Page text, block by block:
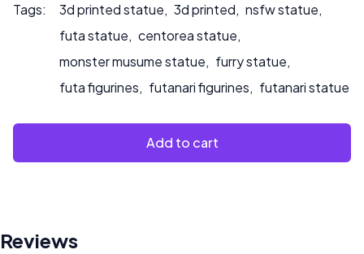
Tags: 3d printed statue, 3d printed, nsfw statue,
futa statue, centorea statue,
monster musume statue, furry statue,
futa figurines, futanari figurines, futanari statue
Add to cart
Reviews